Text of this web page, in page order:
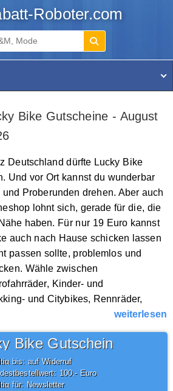
Roboter.com
Bike Gutscheine - August
Deutschland dürfte Lucky Bike
Und vor Ort kannst du wunderbar
Proberunden drehen. Aber auch
lohnt sich, gerade für die, die
haben. Für nur 19 Euro kannst
auch nach Hause schicken lassen
passen sollte, problemlos und
Wähle zwischen
Kinder- und
und Citybikes, Rennräder,
weiterlesen
Bike Gutschein
bis: auf Widerruf
100,- Euro
für: Newsletter